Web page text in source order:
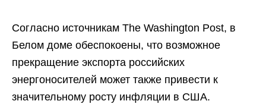
Согласно источникам The Washington Post, в
Белом доме обеспокоены, что возможное
прекращение экспорта российских
энергоносителей может также привести к
значительному росту инфляции в США.